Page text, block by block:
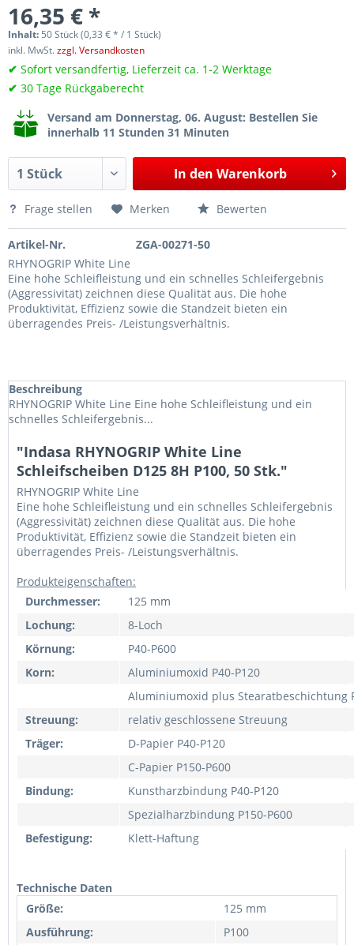
16,35 € *
Inhalt: 50 Stück (0,33 € * / 1 Stück)
inkl. MwSt.zzgl. Versandkosten
✔ Sofort versandfertig, Lieferzeit ca. 1-2 Werktage
✔ 30 Tage Rückgaberecht
Versand am Donnerstag, 06. August: Bestellen Sie
innerhalb 11 Stunden 31 Minuten
In den Warenkorb
Frage stellen Merken Bewerten
Artikel-Nr.
ZGA-00271-50
RHYNOGRIP White Line
Eine hohe Schleifleistung und ein schnelles Schleifergebnis
(Aggressivität) zeichnen diese Qualität aus. Die hohe
Produktivität, Effizienz sowie die Standzeit bieten ein
überragendes Preis- /Leistungsverhältnis.
Beschreibung
RHYNOGRIP White Line Eine hohe Schleifleistung und ein
schnelles Schleifergebnis...
"Indasa RHYNOGRIP White Line
Schleifscheiben D125 8H P100, 50 Stk."
RHYNOGRIP White Line
Eine hohe Schleifleistung und ein schnelles Schleifergebnis
(Aggressivität) zeichnen diese Qualität aus. Die hohe
Produktivität, Effizienz sowie die Standzeit bieten ein
überragendes Preis- /Leistungsverhältnis.
Produkteigenschaften:
Durchmesser:
125 mm
Lochung:
8-Loch
Körnung:
P40-P600
Korn:
Aluminiumoxid P40-P120
Aluminiumoxid plus Stearatbeschichtung
Streuung:
relativ geschlossene Streuung
Träger:
D-Papier P40-P120
C-Papier P150-P600
Bindung:
Kunstharzbindung P40-P120
Spezialharzbindung P150-P600
Befestigung:
Klett-Haftung
Technische Daten
Größe:
125 mm
Ausführung:
P100